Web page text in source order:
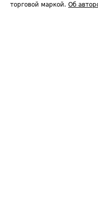
торговой маркой. Об